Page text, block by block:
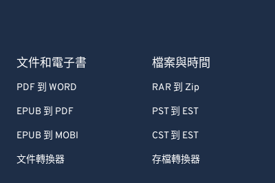
文件和電子書
PDF 到 WORD
EPUB 到 PDF
EPUB 到 MOBI
文件轉換器
檔案與時間
RAR 到 Zip
PST 到 EST
CST 到 EST
存檔轉換器